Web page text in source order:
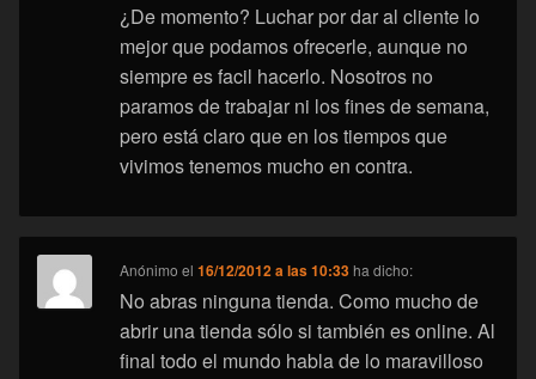
¿De momento? Luchar por dar al cliente lo
mejor que podamos ofrecerle, aunque no
siempre es facil hacerlo. Nosotros no
paramos de trabajar ni los fines de semana,
pero está claro que en los tiempos que
vivimos tenemos mucho en contra.
Anónimo el16/12/2012 a las 10:33 ha dicho:
No abras ninguna tienda. Como mucho de
abrir una tienda sólo si también es online. Al
final todo el mundo habla de lo maravilloso